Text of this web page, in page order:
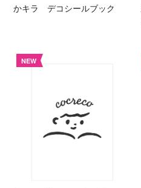
かキラ デコシールブック
NEW